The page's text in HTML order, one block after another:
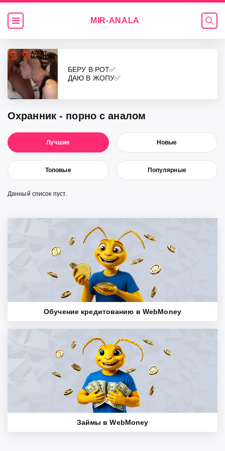
MIR-ANALA
Охранник - порно с аналом
Лучшие Новые
Топовые Популярные
БЕРУ В РОТ✅
ДАЮ В ЖОПУ✅
Данный список пуст.
Обучение кредитованию в WebMoney
Займы в WebMoney